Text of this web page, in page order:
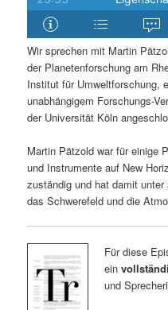
Wir sprechen mit Martin
der Planetenforschung am
Institut für Umweltforschung,
unabhängigem Forschungs-
der Universität Köln
Martin Pätzold war für einige
und Instrumente auf New
zuständig und hat damit unter
das Schwerefeld und die
Für diese
ein
und